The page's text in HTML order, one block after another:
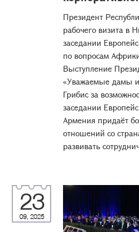
Президент
рабочего визита в
заседании
по вопросам
Выступление
«Уважаемые дамы и
Грибис за
заседании
Армения придаёт
отношений со
развивать
23
09, 2025